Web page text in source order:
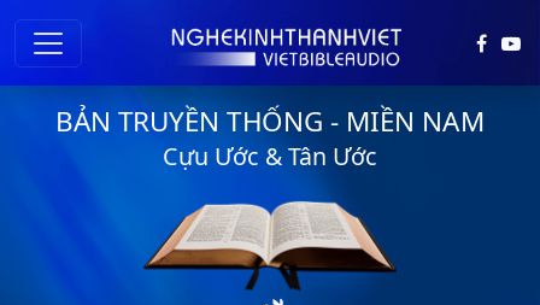
BẢN TRUYỀN THỐNG - MIỀN NAM
Cựu Ước & Tân Ước
Gióp - Chương 1
Gióp - Chương 2
Gióp - Chương 3
Gióp - Chương 4